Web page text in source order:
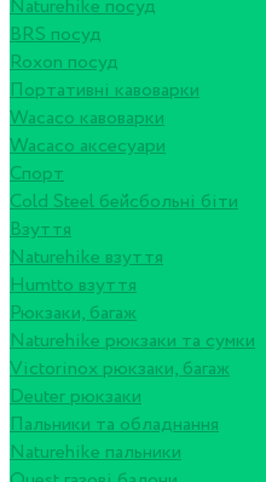
Naturehike посуд
BRS посуд
Roxon посуд
Портативні кавоварки
Wacaco кавоварки
Wacaco аксесуари
Спорт
Cold Steel бейсбольні біти
Взуття
Naturehike взуття
Humtto взуття
Рюкзаки, багаж
Naturehike рюкзаки та сумки
Victorinox рюкзаки, багаж
Deuter рюкзаки
Пальники та обладнання
Naturehike пальники